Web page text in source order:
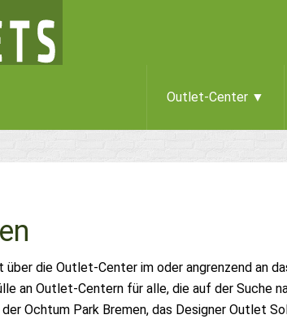
Outlet-Center ▼
die Outlet-Center im oder angrenzend an
an Outlet-Centern für alle, die auf der Suche
Ochtum Park Bremen, das Designer Outlet